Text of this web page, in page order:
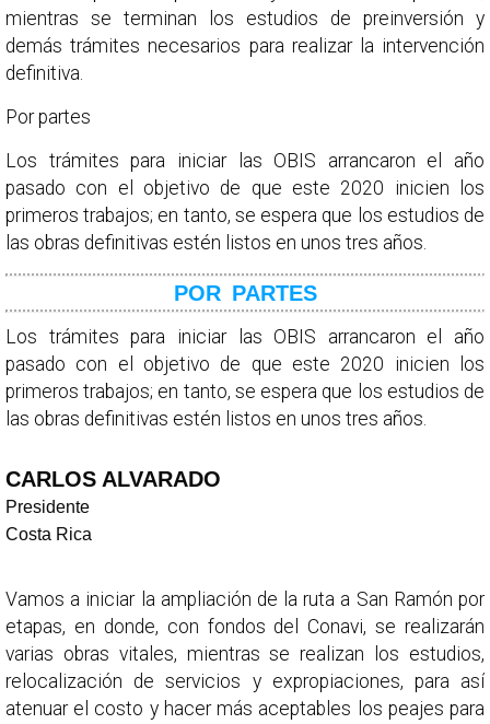
mientras se terminan los estudios de preinversión y
demás trámites necesarios para realizar la intervención
definitiva.
Por partes
Los trámites para iniciar las OBIS arrancaron el año
pasado con el objetivo de que este 2020 inicien los
primeros trabajos; en tanto, se espera que los estudios de
las obras definitivas estén listos en unos tres años.
POR PARTES
Los trámites para iniciar las OBIS arrancaron el año
pasado con el objetivo de que este 2020 inicien los
primeros trabajos; en tanto, se espera que los estudios de
las obras definitivas estén listos en unos tres años.
CARLOS ALVARADO
Presidente
Costa Rica
Vamos a iniciar la ampliación de la ruta a San Ramón por
etapas, en donde, con fondos del Conavi, se realizarán
varias obras vitales, mientras se realizan los estudios,
relocalización de servicios y expropiaciones, para así
atenuar el costo y hacer más aceptables los peajes para